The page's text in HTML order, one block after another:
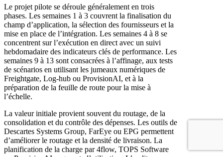
Le projet pilote se déroule généralement en trois
phases. Les semaines 1 à 3 couvrent la finalisation du
champ d’application, la sélection des fournisseurs et la
mise en place de l’intégration. Les semaines 4 à 8 se
concentrent sur l’exécution en direct avec un suivi
hebdomadaire des indicateurs clés de performance. Les
semaines 9 à 13 sont consacrées à l’affinage, aux tests
de scénarios en utilisant les jumeaux numériques de
Freightgate, Log-hub ou ProvisionAI, et à la
préparation de la feuille de route pour la mise à
l’échelle.
La valeur initiale provient souvent du routage, de la
consolidation et du contrôle des dépenses. Les outils de
Descartes Systems Group, FarEye ou EPG permettent
d’améliorer le routage et la densité de livraison. La
planification de la charge par 4flow, TOPS Software